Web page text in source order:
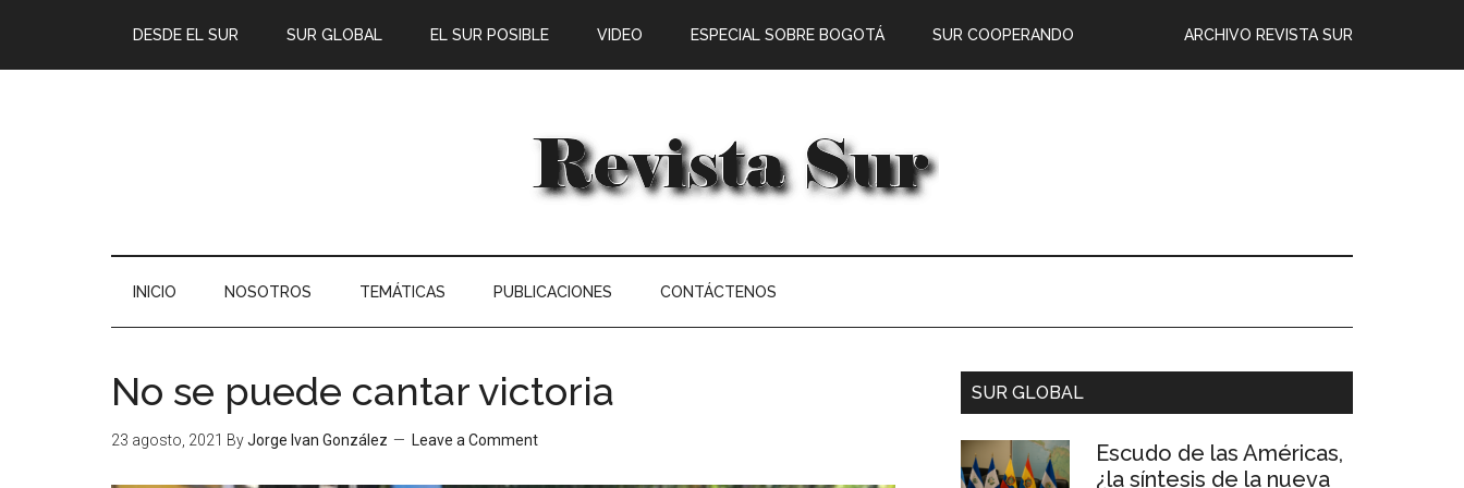
DESDE EL SUR SUR GLOBAL EL SUR POSIBLE ARCHIVO REVISTA SUR
VIDEO ESPECIAL SOBRE BOGOTÁ SUR COOPERANDO
INICIO NOSOTROS TEMÁTICAS PUBLICACIONES CONTÁCTENOS
No se puede cantar victoria
23 agosto, 2021 ByJorge Ivan González Leave a Comment
SUR GLOBAL
Escudo de las Américas,
¿la síntesis de la nueva